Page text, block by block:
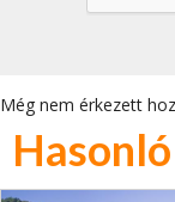
Még nem érkezett